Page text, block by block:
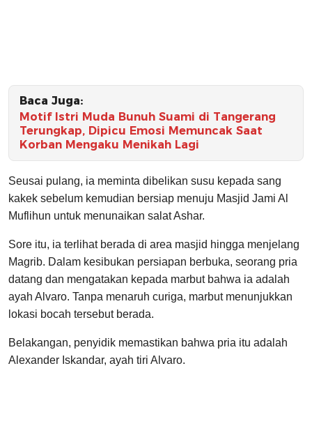
Baca Juga:
Motif Istri Muda Bunuh Suami di Tangerang
Terungkap, Dipicu Emosi Memuncak Saat
Korban Mengaku Menikah Lagi
Seusai pulang, ia meminta dibelikan susu kepada sang
kakek sebelum kemudian bersiap menuju Masjid Jami Al
Muflihun untuk menunaikan salat Ashar.
Sore itu, ia terlihat berada di area masjid hingga menjelang
Magrib. Dalam kesibukan persiapan berbuka, seorang pria
datang dan mengatakan kepada marbut bahwa ia adalah
ayah Alvaro. Tanpa menaruh curiga, marbut menunjukkan
lokasi bocah tersebut berada.
Belakangan, penyidik memastikan bahwa pria itu adalah
Alexander Iskandar, ayah tiri Alvaro.